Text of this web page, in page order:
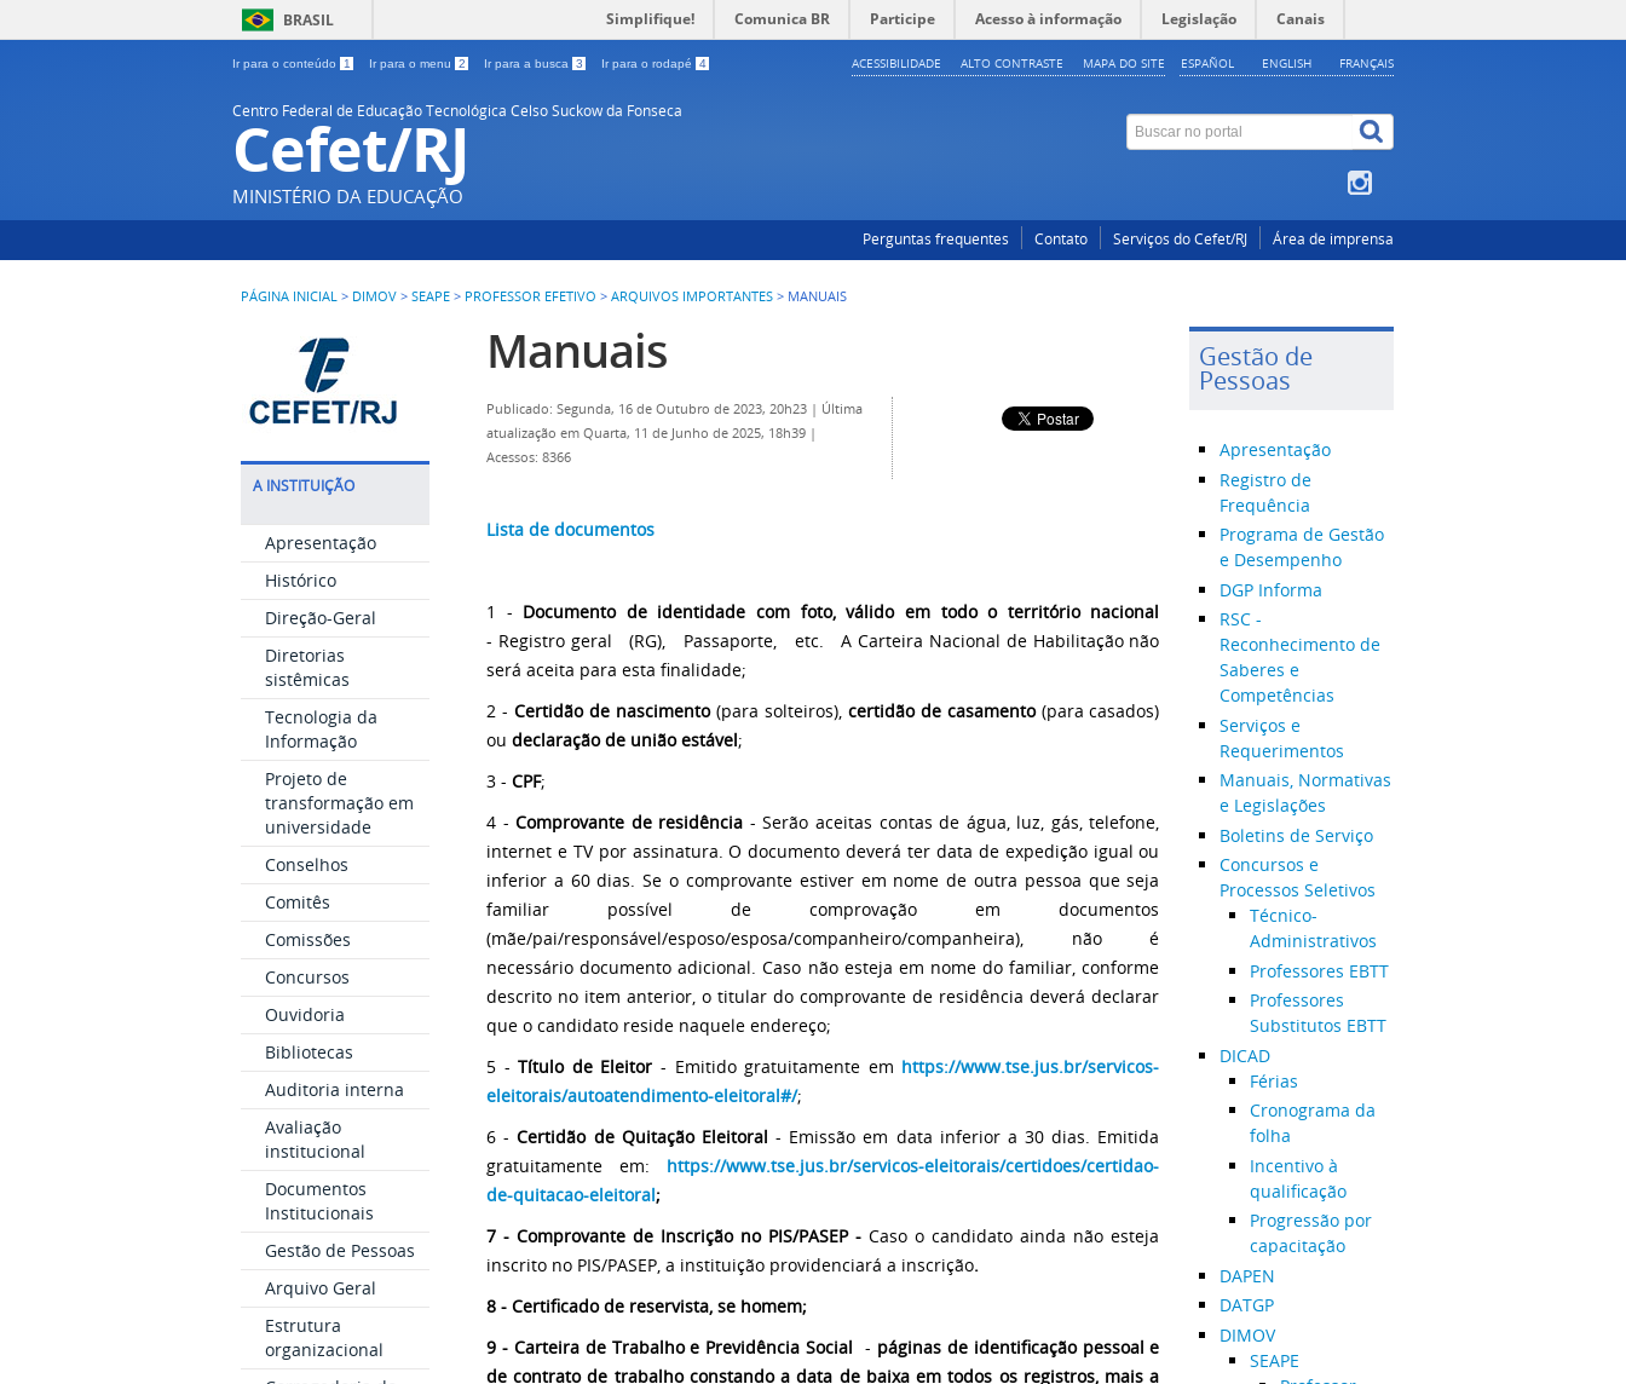
BRASIL Simplifique! Comunica BR Participe Acesso à informação Legislação Canais
Ir para o conteúdo 1 Ir para o menu 2 Ir para a busca 3 Ir para o rodapé 4 ESPAÑOL ENGLISH FRANÇAIS
ACESSIBILIDADE ALTO CONTRASTE MAPA DO SITE
Centro Federal de Educação Tecnológica Celso Suckow da Fonseca
Cefet/RJ
MINISTÉRIO DA EDUCAÇÃO
Perguntas frequentes Contato Serviços do Cefet/RJ Área de imprensa
PÁGINA INICIAL > DIMOV > SEAPE > PROFESSOR EFETIVO > ARQUIVOS IMPORTANTES > MANUAIS
A INSTITUIÇÃO
Apresentação
Histórico
Direção-Geral
Diretorias
sistêmicas
Tecnologia da
Informação
Projeto de
transformação em
universidade
Conselhos
Comitês
Comissões
Concursos
Ouvidoria
Bibliotecas
Auditoria interna
Avaliação
institucional
Documentos
Institucionais
Gestão de Pessoas
Arquivo Geral
Estrutura
organizacional
Manuais
Publicado: Segunda, 16 de Outubro de 2023, 20h23 | Última
atualização em Quarta, 11 de Junho de 2025, 18h39 |
Acessos: 8366
Lista de documentos
1 - Documento de identidade com foto, válido em todo o território nacional
- Registro geral (RG), Passaporte, etc. A Carteira Nacional de Habilitação não
será aceita para esta finalidade;
2 - Certidão de nascimento(para solteiros), certidão de casamento(para casados)
ou declaração de união estável;
3 - CPF;
4 -Comprovante de residência - Serão aceitas contas de água, luz, gás, telefone,
internet e TV por assinatura. O documento deverá ter data de expedição igual ou
inferior a 60 dias. Se o comprovante estiver em nome de outra pessoa que seja
familiar possível de comprovação em documentos
(mãe/pai/responsável/esposo/esposa/companheiro/companheira), não é
necessário documento adicional. Caso não esteja em nome do familiar, conforme
descrito no item anterior, o titular do comprovante de residência deverá declarar
que o candidato reside naquele endereço;
5 - Título de Eleitor - Emitido gratuitamente em https://www.tse.jus.br/servicos-
eleitorais/autoatendimento-eleitoral#/;
6 -Certidão de Quitação Eleitoral - Emissão em data inferior a 30 dias. Emitida
gratuitamente em: https://www.tse.jus.br/servicos-eleitorais/certidoes/certidao-
de-quitacao-eleitoral;
7 - Comprovante de Inscrição no PIS/PASEP -Caso o candidato ainda não esteja
inscrito no PIS/PASEP, a instituição providenciará a inscrição.
8 - Certificado de reservista, se homem;
9 - Carteira de Trabalho e Previdência Social ­ - páginas de identificação pessoal e
de contrato de trabalho constando a data de baixa em todos os registros, mais a
Gestão de
Pessoas
Apresentação
Registro de
Frequência
Programa de Gestão
e Desempenho
DGP Informa
RSC -
Reconhecimento de
Saberes e
Competências
Serviços e
Requerimentos
Manuais, Normativas
e Legislações
Boletins de Serviço
Concursos e
Processos Seletivos
Técnico-
Administrativos
Professores EBTT
Professores
Substitutos EBTT
DICAD
Férias
Cronograma da
folha
Incentivo à
qualificação
Progressão por
capacitação
DAPEN
DATGP
DIMOV
SEAPE